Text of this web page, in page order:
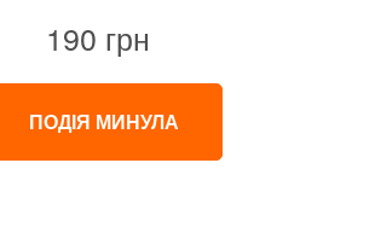
190 грн
ПОДІЯ МИНУЛА